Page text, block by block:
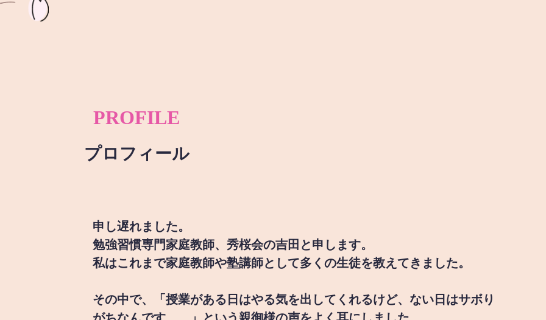
PROFILE
プロフィール
申し遅れました。
勉強習慣専門家庭教師、秀桜会の吉田と申します。
私はこれまで家庭教師や塾講師として多くの生徒を教えてきました。
その中で、「授業がある日はやる気を出してくれるけど、ない日はサボり